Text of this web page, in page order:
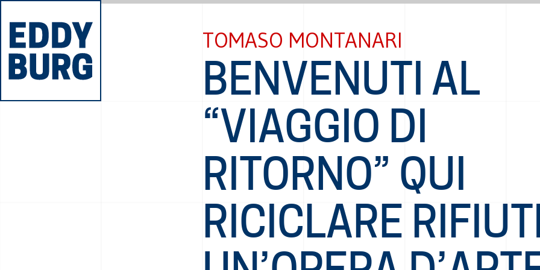
TOMASO MONTANARI
BENVENUTI AL
“VIAGGIO DI
RITORNO” QUI
RICICLARE